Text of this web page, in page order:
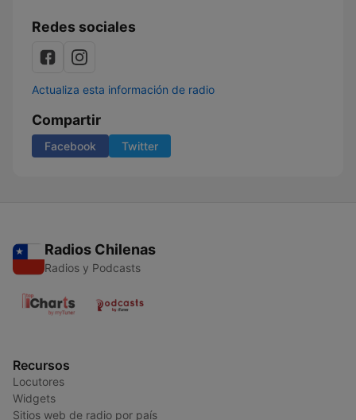
Redes sociales
Actualiza esta información de radio
Compartir
Facebook Twitter
Radios Chilenas
Radios y Podcasts
Recursos
Locutores
Widgets
Sitios web de radio por país